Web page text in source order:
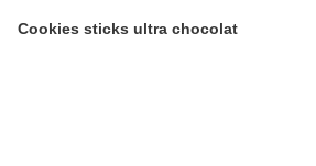
Cookies sticks ultra chocolat